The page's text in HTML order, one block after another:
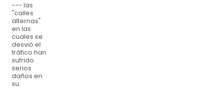
--- las
"calles
alternas"
en las
cuales se
desvió el
tráfico han
sufrido
serios
daños en
su